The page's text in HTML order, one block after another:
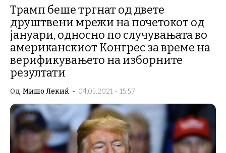
Трамп беше тргнат од двете
друштвени мрежи на почетокот од
јануари, односно по случувањата во
американскиот Конгрес за време на
верификувањето на изборните
резултати
Од Мишо Лекиќ - 04.05.2021 - 15:57